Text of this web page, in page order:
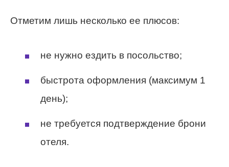
Отметим лишь несколько ее плюсов:
не нужно ездить в посольство;
быстрота оформления (максимум 1
день);
не требуется подтверждение брони
отеля.